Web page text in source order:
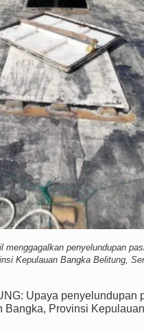
penyelundupan
Kepulauan Bangka Belitung,
Upaya penyelundupan
Provinsi